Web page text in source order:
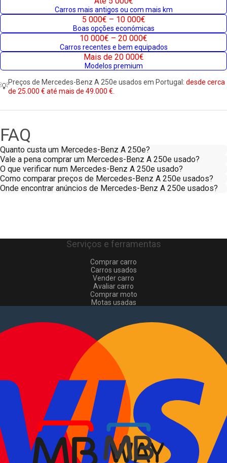
Carros mais antigos ou com mais km
5 000€ – 10 000€
Boas opções económicas
10 000€ – 20 000€
Carros recentes e bem equipados
Mais de 20 000€
Modelos premium
💡Preços de Mercedes-Benz A 250e usados em Portugal: desde cerca
de 25.000 € até mais de 49.000 €.
FAQ
Quanto custa um Mercedes-Benz A 250e?
Vale a pena comprar um Mercedes-Benz A 250e usado?
O que verificar num Mercedes-Benz A 250e usado?
Como comparar preços de Mercedes-Benz A 250e usados?
Onde encontrar anúncios de Mercedes-Benz A 250e usados?
Serviços e ferramentas
Comprar carro
Carros usados
Vender carro
Avaliar carro
Comprar moto
Motas usadas
Comerciais usados
Vender comerciais
Informações
Como comprar e vender
Pacotes de anúncios
Verificar VIN e matrícula
Sitemap
EN
Sobre Nós